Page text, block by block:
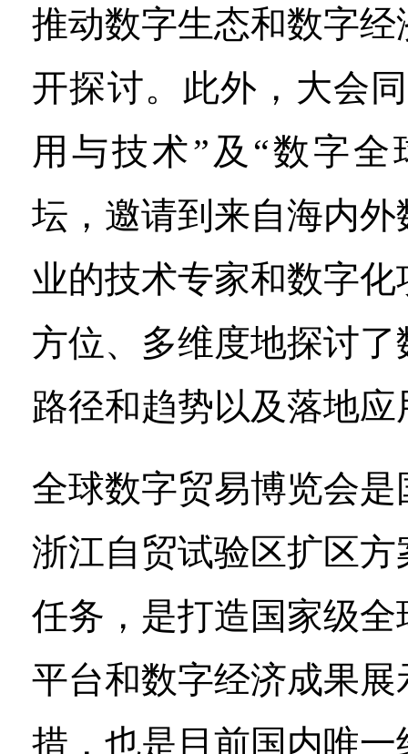
推动数字生态和数字
开探讨。此外，大会
用与技术”及“数字全
坛，邀请到来自海内
业的技术专家和数字
方位、多维度地探讨
路径和趋势以及落地应
全球数字贸易博览会是
浙江自贸试验区扩区
任务，是打造国家级
平台和数字经济成果
措，也是目前国内唯